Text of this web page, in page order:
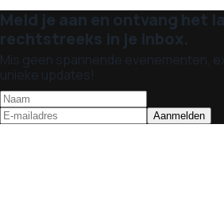
Meld je aan en ontvang het
rechtstreeks in je inbox.
Mis geen spannende evenementen,
unieke updates!